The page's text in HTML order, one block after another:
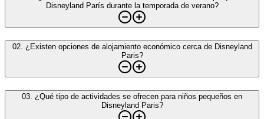
Disneyland París durante la temporada de verano?
02. ¿Existen opciones de alojamiento económico cerca de Disneyland
Paris?
03 ¿Qué tipo de actividades se ofrecen para niños pequeños en
Disneyland Paris?